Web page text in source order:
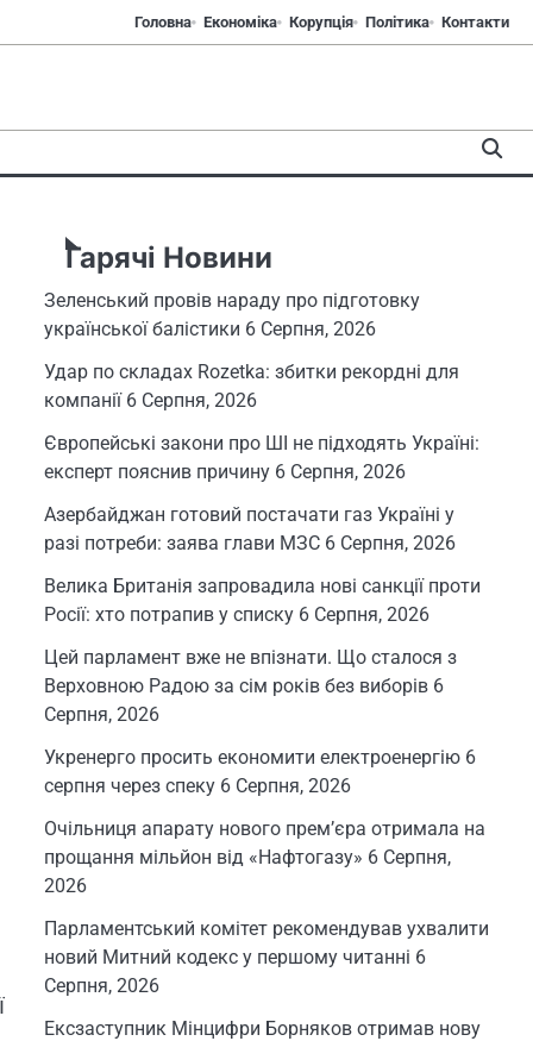
Головна Економіка Корупція Політика Контакти
Гарячі Новини
Зеленський провів нараду про підготовку
української балістики 6 Серпня, 2026
Удар по складах Rozetka: збитки рекордні для
компанії 6 Серпня, 2026
Європейські закони про ШІ не підходять Україні:
експерт пояснив причину 6 Серпня, 2026
Азербайджан готовий постачати газ Україні у
разі потреби: заява глави МЗС 6 Серпня, 2026
Велика Британія запровадила нові санкції проти
Росії: хто потрапив у списку 6 Серпня, 2026
Цей парламент вже не впізнати. Що сталося з
Верховною Радою за сім років без виборів 6
Серпня, 2026
Укренерго просить економити електроенергію 6
серпня через спеку 6 Серпня, 2026
Очільниця апарату нового прем’єра отримала на
прощання мільйон від «Нафтогазу» 6 Серпня,
2026
Парламентський комітет рекомендував ухвалити
новий Митний кодекс у першому читанні 6
Серпня, 2026
Ексзаступник Мінцифри Борняков отримав нову